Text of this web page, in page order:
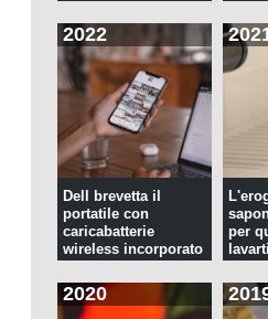
2022
Dell brevetta il
portatile con
caricabatterie
wireless incorporato
per
2020